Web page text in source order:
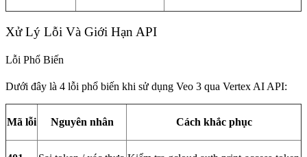
Xử Lý Lỗi Và Giới Hạn API
Lỗi Phổ Biến
Dưới đây là 4 lỗi phổ biến khi sử dụng Veo 3 qua Vertex AI API:
Mã lỗi Nguyên nhân Cách khắc phục